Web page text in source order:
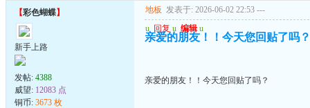
【彩色蝴蝶】
新手上路
发帖: 4388
威望: 12083 点
铜币: 3673 枚
地板 发表于: 2026-06-02 22:53 ---
u 回复 u 编辑 u
亲爱的朋友！！今天您回贴了吗？
亲爱的朋友！！今天您回贴了吗？